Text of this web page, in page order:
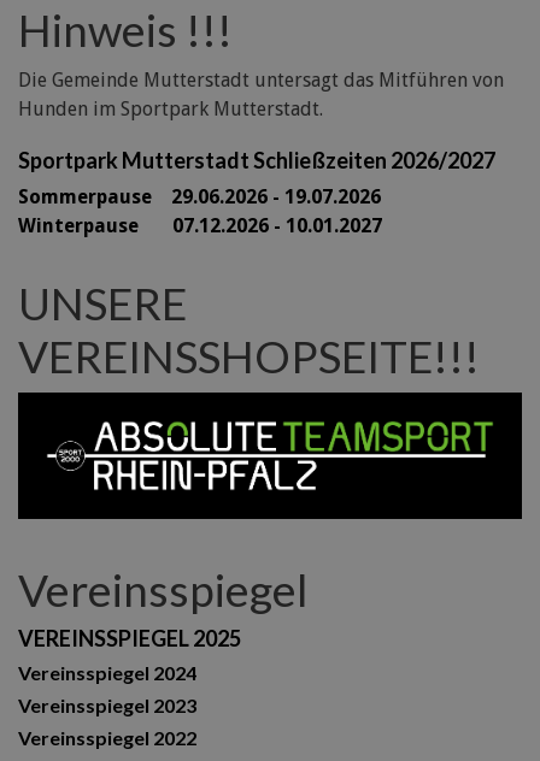
Hinweis !!!
Die Gemeinde Mutterstadt untersagt das Mitführen von
Hunden im Sportpark Mutterstadt.
Sportpark Mutterstadt Schließzeiten 2026/2027
Sommerpause 29.06.2026 - 19.07.2026
Winterpause 07.12.2026 - 10.01.2027
UNSERE
VEREINSSHOPSEITE!!!
Vereinsspiegel
VEREINSSPIEGEL 2025
Vereinsspiegel 2024
Vereinsspiegel 2023
Vereinsspiegel 2022